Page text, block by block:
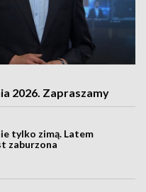
2026. Zapraszamy
tylko zimą. Latem
zaburzona